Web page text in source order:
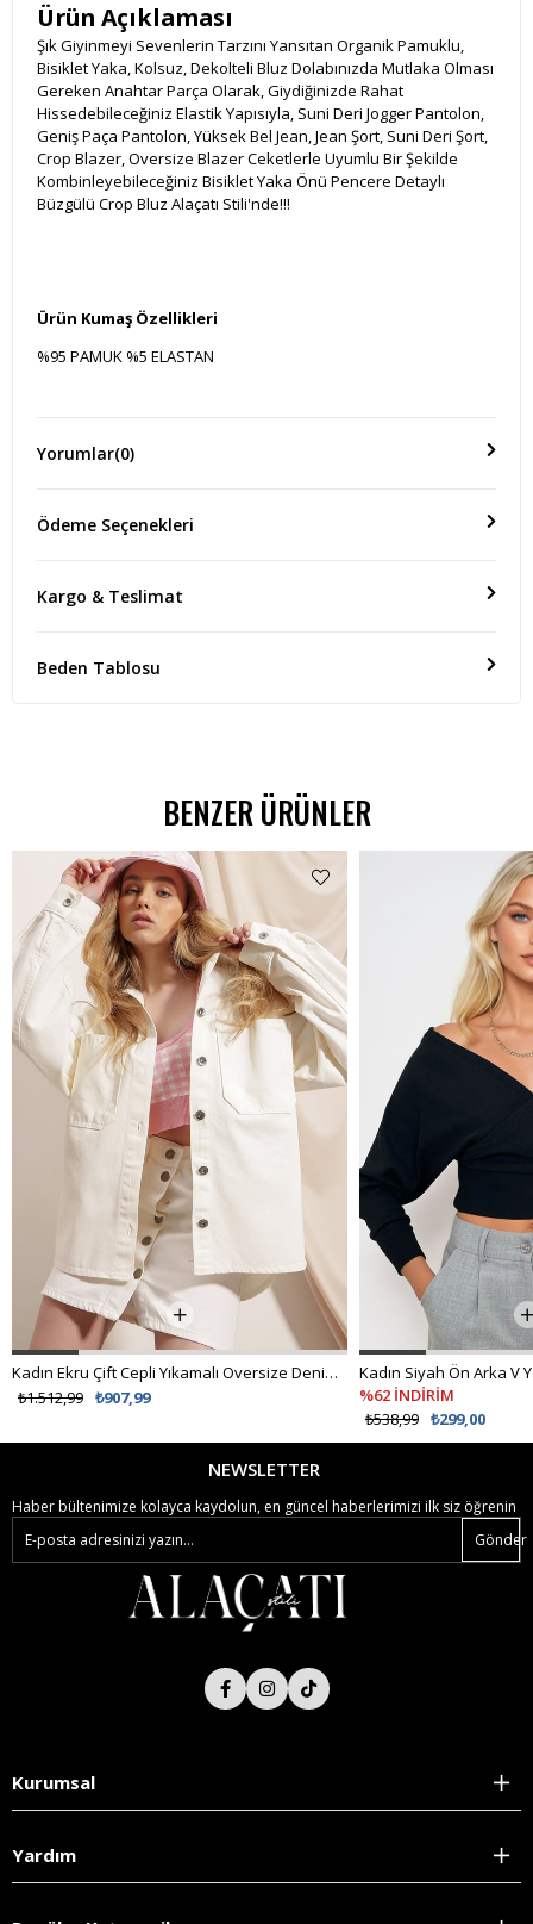
Ürün Açıklaması
Şık Giyinmeyi Sevenlerin Tarzını Yansıtan Organik Pamuklu,
Bisiklet Yaka, Kolsuz, Dekolteli Bluz Dolabınızda Mutlaka Olması
Gereken Anahtar Parça Olarak, Giydiğinizde Rahat
Hissedebileceğiniz Elastik Yapısıyla, Suni Deri Jogger Pantolon,
Geniş Paça Pantolon, Yüksek Bel Jean, Jean Şort, Suni Deri Şort,
Crop Blazer, Oversize Blazer Ceketlerle Uyumlu Bir Şekilde
Kombinleyebileceğiniz Bisiklet Yaka Önü Pencere Detaylı
Büzgülü Crop Bluz Alaçatı Stili'nde!!!
Ürün Kumaş Özellikleri
%95 PAMUK %5 ELASTAN
Yorumlar(0)
Ödeme Seçenekleri
Kargo & Teslimat
Beden Tablosu
BENZER ÜRÜNLER
Kadın Ekru Çift Cepli Yıkamalı Oversize Denim Ceket ALC-X8152
₺907,99
₺1.512,99
%62 İNDİRİM
₺299,00
₺538,99
NEWSLETTER
Haber bültenimize kolayca kaydolun, en güncel haberlerimizi ilk siz öğrenin
Gönder
Kurumsal
Yardım